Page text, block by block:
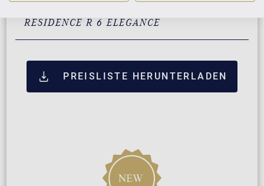
RESIDENCE R 6 ELEGANCE
PREISLISTE HERUNTERLADEN